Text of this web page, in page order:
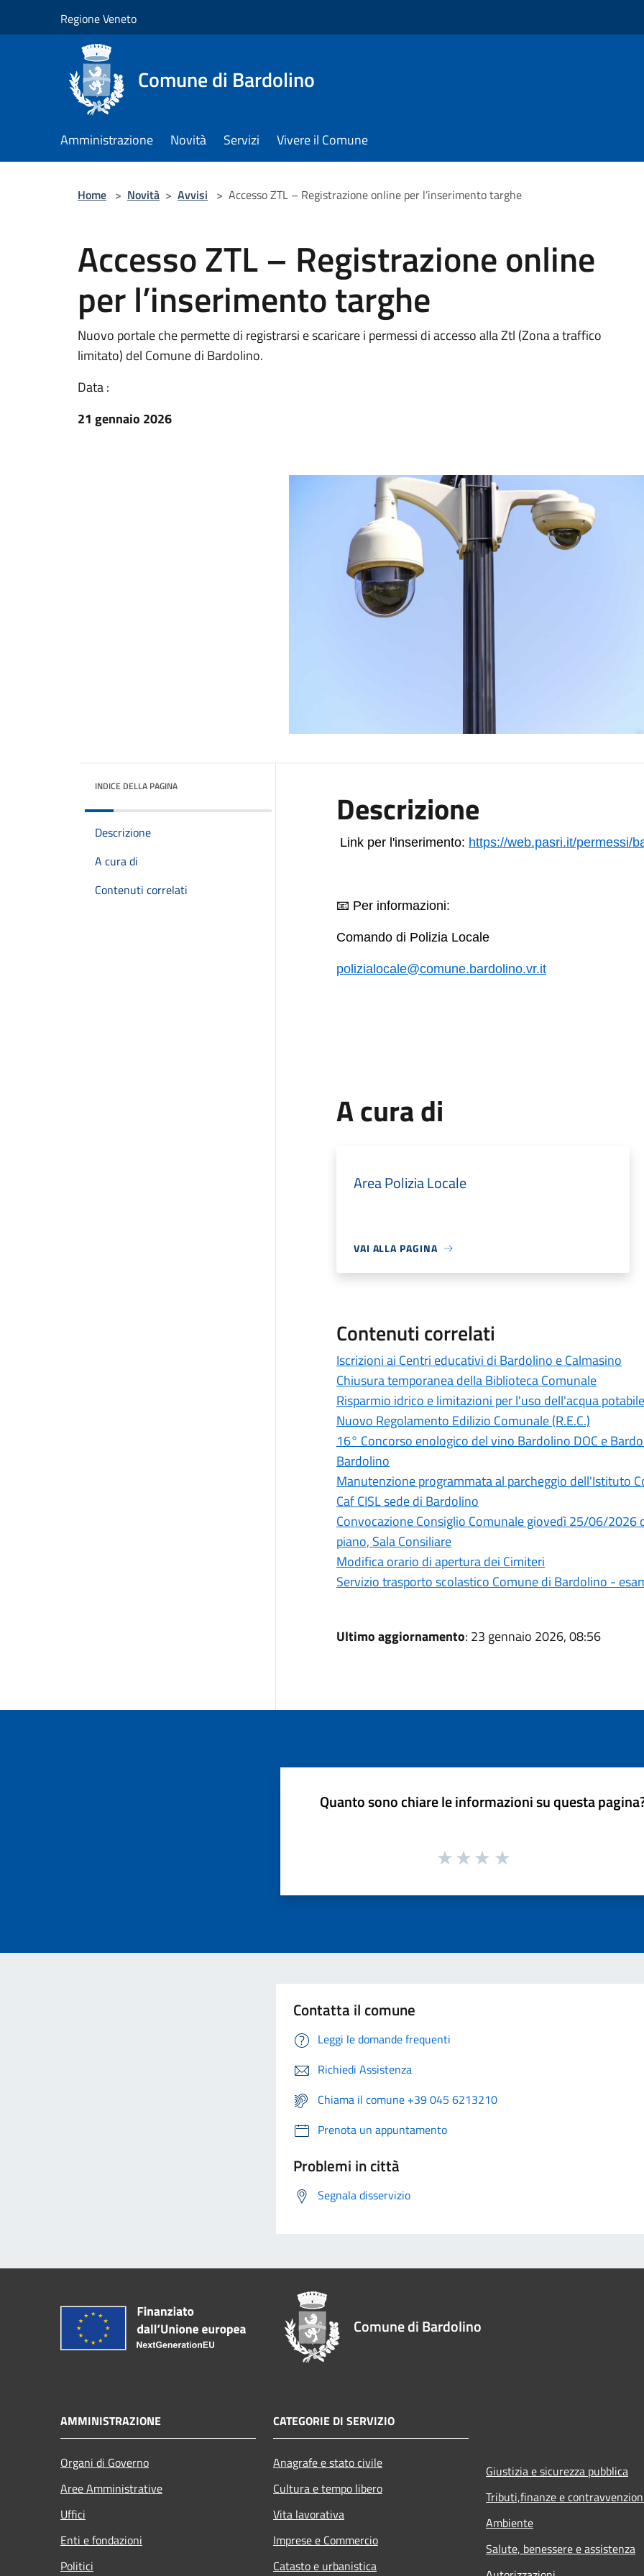
Regione Veneto
Comune di Bardolino
Amministrazione Novità Servizi Vivere il Comune
Home > Novità > Avvisi > Accesso ZTL – Registrazione online per l’inserimento targhe
Accesso ZTL – Registrazione online
per l’inserimento targhe
Nuovo portale che permette di registrarsi e scaricare i permessi di accesso alla Ztl (Zona a traffico
limitato) del Comune di Bardolino.
Data :
21 gennaio 2026
INDICE DELLA PAGINA
Descrizione
A cura di
Contenuti correlati
Descrizione
Link per l'inserimento: https://web.pasri.it/permessi/
📧 Per informazioni:
Comando di Polizia Locale
polizialocale@comune.bardolino.vr.it
A cura di
Area Polizia Locale
VAI ALLA PAGINA
Contenuti correlati
Iscrizioni ai Centri educativi di Bardolino e Calmasino
Chiusura temporanea della Biblioteca Comunale
Risparmio idrico e limitazioni per l'uso dell'acqua
Nuovo Regolamento Edilizio Comunale (R.E.C.)
16° Concorso enologico del vino Bardolino DOC e
Bardolino
Manutenzione programmata al parcheggio dell'Istituto
Caf CISL sede di Bardolino
Convocazione Consiglio Comunale giovedì 25/06/2026
piano, Sala Consiliare
Modifica orario di apertura dei Cimiteri
Servizio trasporto scolastico Comune di Bardolino -
Ultimo aggiornamento: 23 gennaio 2026, 08:56
Quanto sono chiare le informazioni su questa
Contatta il comune
Leggi le domande frequenti
Richiedi Assistenza
Chiama il comune +39 045 6213210
Prenota un appuntamento
Problemi in città
Segnala disservizio
Comune di Bardolino
AMMINISTRAZIONE
Organi di Governo
Aree Amministrative
Uffici
Enti e fondazioni
Politici
CATEGORIE DI SERVIZIO
Anagrafe e stato civile
Cultura e tempo libero
Vita lavorativa
Imprese e Commercio
Catasto e urbanistica
Giustizia e sicurezza pubblica
Tributi,finanze e
Ambiente
Salute, benessere e assistenza